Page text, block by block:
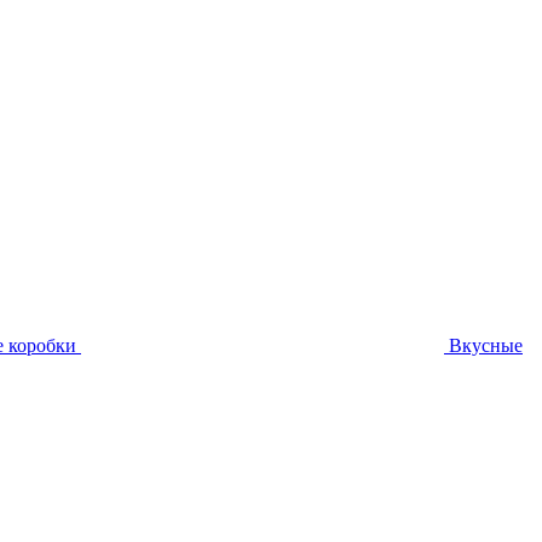
коробки Вкусные